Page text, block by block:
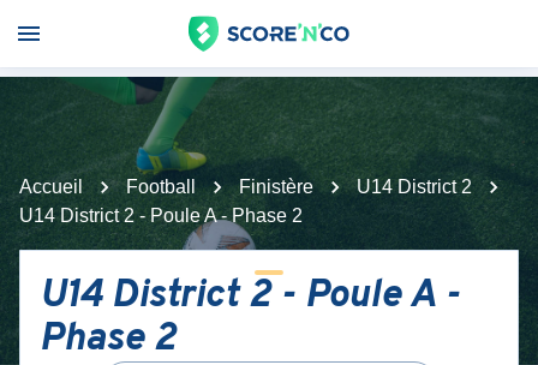
Accueil Football Finistère
U14 District 2
U14 District 2 - Poule A - Phase 2
U14 District 2 - Poule A -
Phase 2